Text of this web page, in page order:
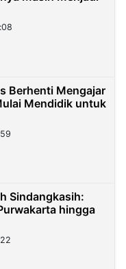
Berhenti Mengajar
Mendidik untuk
Sindangkasih:
hingga